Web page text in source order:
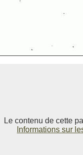
Le contenu de cette
Informations sur